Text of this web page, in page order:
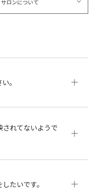
サロンについて
。
されてないようで
たいです。